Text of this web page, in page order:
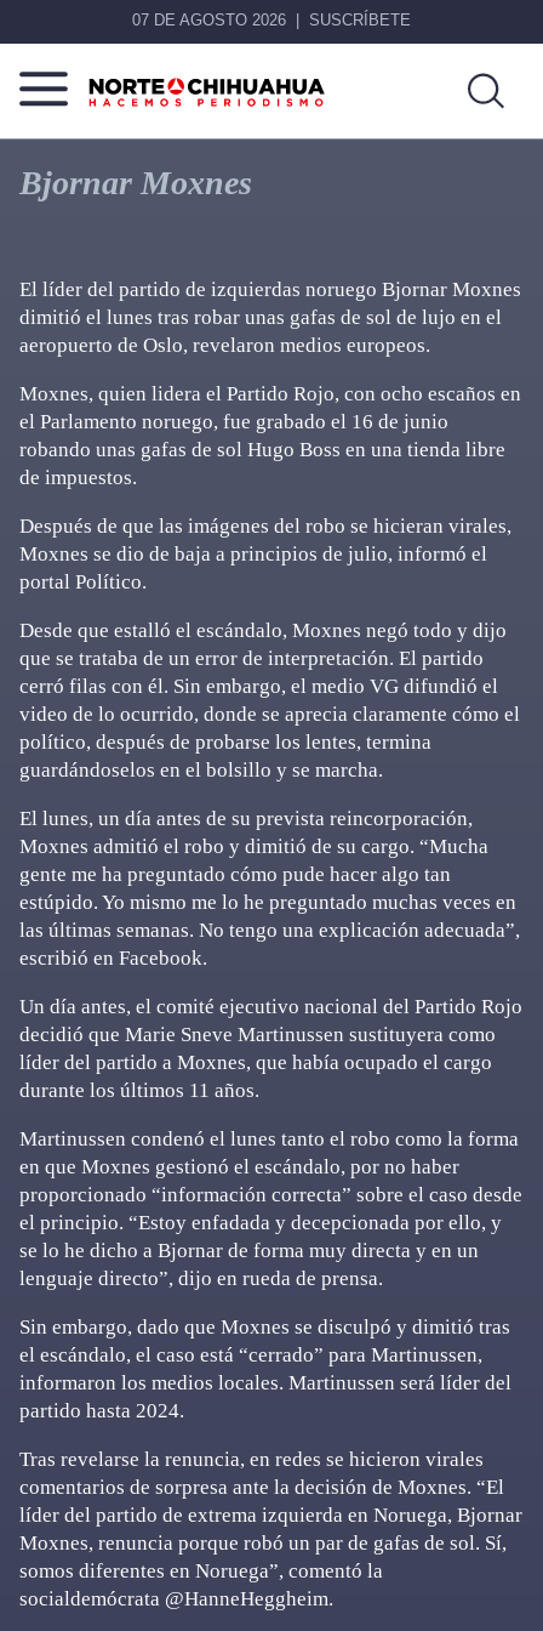
07 DE AGOSTO 2026 SUSCRÍBETE
Norte
Chihuahua
Más
que
noticias,
Bjornar Moxnes
El líder del partido de izquierdas noruego Bjornar Moxnes
dimitió el lunes tras robar unas gafas de sol de lujo en el
aeropuerto de Oslo, revelaron medios europeos.
Moxnes, quien lidera el Partido Rojo, con ocho escaños en
el Parlamento noruego, fue grabado el 16 de junio
robando unas gafas de sol Hugo Boss en una tienda libre
de impuestos.
Después de que las imágenes del robo se hicieran virales,
Moxnes se dio de baja a principios de julio, informó el
portal Político.
Desde que estalló el escándalo, Moxnes negó todo y dijo
que se trataba de un error de interpretación. El partido
cerró filas con él. Sin embargo, el medio VG difundió el
video de lo ocurrido, donde se aprecia claramente cómo el
político, después de probarse los lentes, termina
guardándoselos en el bolsillo y se marcha.
El lunes, un día antes de su prevista reincorporación,
Moxnes admitió el robo y dimitió de su cargo. “Mucha
gente me ha preguntado cómo pude hacer algo tan
estúpido. Yo mismo me lo he preguntado muchas veces en
las últimas semanas. No tengo una explicación adecuada”,
escribió en Facebook.
Un día antes, el comité ejecutivo nacional del Partido Rojo
decidió que Marie Sneve Martinussen sustituyera como
líder del partido a Moxnes, que había ocupado el cargo
durante los últimos 11 años.
Martinussen condenó el lunes tanto el robo como la forma
en que Moxnes gestionó el escándalo, por no haber
proporcionado “información correcta” sobre el caso desde
el principio. “Estoy enfadada y decepcionada por ello, y
se lo he dicho a Bjornar de forma muy directa y en un
lenguaje directo”, dijo en rueda de prensa.
Sin embargo, dado que Moxnes se disculpó y dimitió tras
el escándalo, el caso está “cerrado” para Martinussen,
informaron los medios locales. Martinussen será líder del
partido hasta 2024.
Tras revelarse la renuncia, en redes se hicieron virales
comentarios de sorpresa ante la decisión de Moxnes. “El
líder del partido de extrema izquierda en Noruega, Bjornar
Moxnes, renuncia porque robó un par de gafas de sol. Sí,
somos diferentes en Noruega”, comentó la
socialdemócrata @HanneHeggheim.